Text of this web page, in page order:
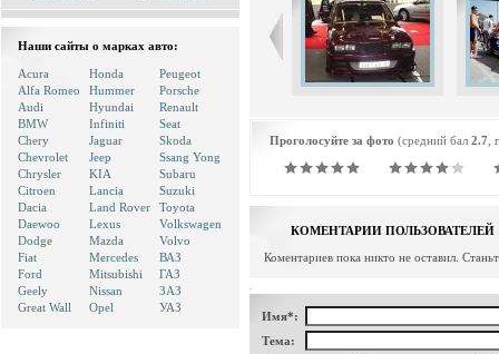
Наши сайты о марках авто:
Acura
Alfa Romeo
Audi
BMW
Chery
Chevrolet
Chrysler
Citroen
Dacia
Daewoo
Dodge
Fiat
Ford
Geely
Great Wall
Honda
Hummer
Hyundai
Infiniti
Jaguar
Jeep
KIA
Lancia
Land Rover
Lexus
Mazda
Mercedes
Mitsubishi
Nissan
Opel
Peugeot
Porsche
Renault
Seat
Skoda
Ssang Yong
Subaru
Suzuki
Toyota
Volkswagen
Volvo
ВАЗ
ГАЗ
ЗАЗ
УАЗ
Проголосуйте за фото (средний бал 2.7
КОМЕНТАРИИ ПОЛЬЗОВАТЕЛЕЙ
Коментариев пока никто не оставил.
Имя*:
Тема: